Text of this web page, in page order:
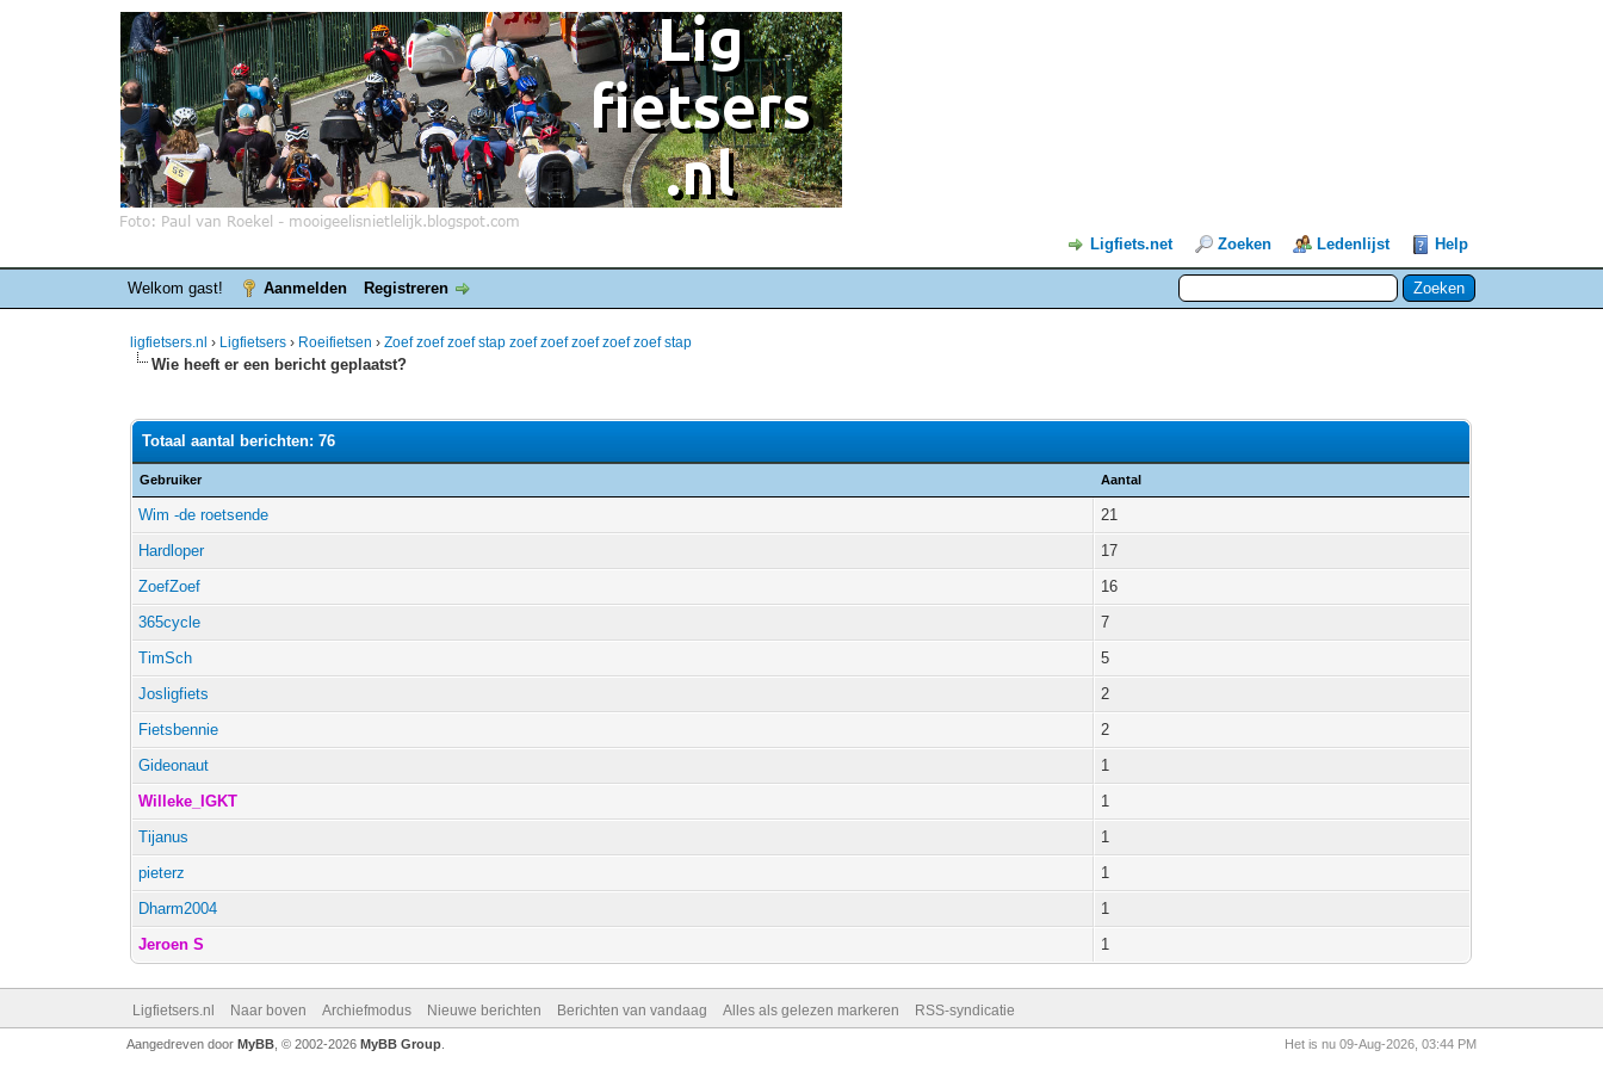
Ligfiets.net Zoeken Ledenlijst Help
Welkom gast! Aanmelden Registreren
ligfietsers.nl › Ligfietsers › Roeifietsen ›Zoef zoef zoef stap zoef zoef zoef zoef zoef stap
Wie heeft er een bericht geplaatst?
Totaal aantal berichten: 76
Gebruiker Aantal
Wim -de roetsende
21
Hardloper
17
ZoefZoef
16
365cycle
7
TimSch
5
Josligfiets
2
Fietsbennie
2
Gideonaut
1
Willeke_IGKT
1
Tijanus
1
pieterz
1
Dharm2004
1
Jeroen S
1
Ligfietsers.nl Naar boven Archiefmodus Nieuwe berichten Berichten van vandaag Alles als gelezen markeren RSS-syndicatie
Het is nu 09-Aug-2026, 03:44 PM
Aangedreven door MyBB, © 2002-2026 MyBB Group.